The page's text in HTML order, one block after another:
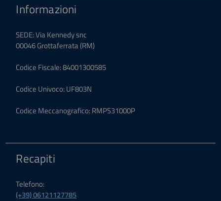
Informazioni
SEDE: Via Kennedy snc
00046 Grottaferrata (RM)
Codice Fiscale: 84001300585
Codice Univoco: UF803N
Codice Meccanografico: RMPS31000P
Recapiti
Telefono:
(+39) 06121127785